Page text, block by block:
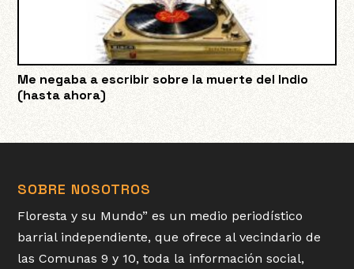
Me negaba a escribir sobre la muerte del Indio
(hasta ahora)
SOBRE NOSOTROS
Floresta y su Mundo” es un medio periodístico
barrial independiente, que ofrece al vecindario de
las Comunas 9 y 10, toda la información social,